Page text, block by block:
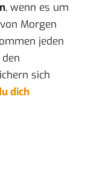
, wenn es um
Morgen
jeden
sich
dich